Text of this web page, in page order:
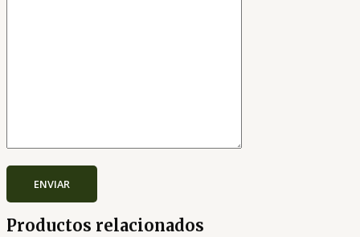
Productos relacionados